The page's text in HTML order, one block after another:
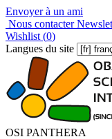
Envoyer à un ami
Nous contacter
Wishlist (0)
Langues du site
OSI PANTHERA